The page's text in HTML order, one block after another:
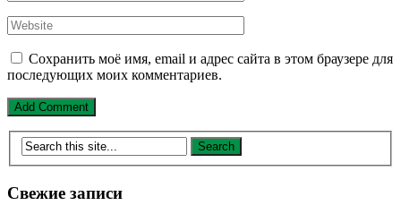
Сохранить моё имя, email и адрес сайта в этом браузере для
последующих моих комментариев.
Свежие записи